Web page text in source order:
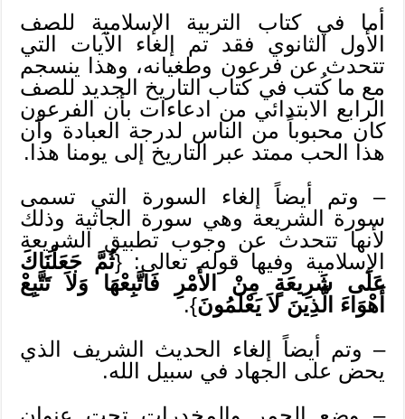
أما في كتاب التربية الإسلامية للصف
الأول الثانوي فقد تم إلغاء الآيات التي
تتحدث عن فرعون وطغيانه، وهذا ينسجم
مع ما كُتب في كتاب التاريخ الجديد للصف
الرابع الابتدائي من ادعاءات بأن الفرعون
كان محبوباً من الناس لدرجة العبادة وأن
هذا الحب ممتد عبر التاريخ إلى يومنا هذا.
– وتم أيضاً إلغاء السورة التي تسمى
سورة الشريعة وهي سورة الجاثية وذلك
لأنها تتحدث عن وجوب تطبيق الشريعة
الإسلامية وفيها قوله تعالى: {ثُمَّ جَعَلْنَاكَ
عَلَى شَرِيعَةٍ مِنْ الأَمْرِ فَاتَّبِعْهَا وَلاَ تَتَّبِعْ
أَهْوَاءَ الَّذِينَ لاَ يَعْلَمُونَ}.
– وتم أيضاً إلغاء الحديث الشريف الذي
يحض على الجهاد في سبيل الله.